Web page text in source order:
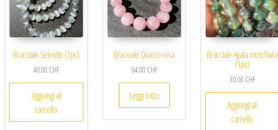
Bracciale Selenite (1pc)
40.00 CHF
Aggiungi al
carrello
Bracciale Quarzo rosa
64.00 CHF
Leggi tutto
Bracciale Agata muschiata
(1pc)
30.00 CHF
Aggiungi al
carrello